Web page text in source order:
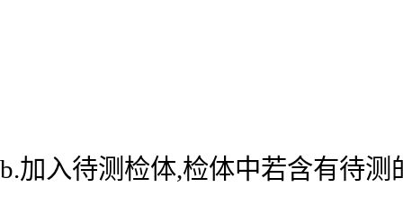
b.加入待测检体,检体中若含有待